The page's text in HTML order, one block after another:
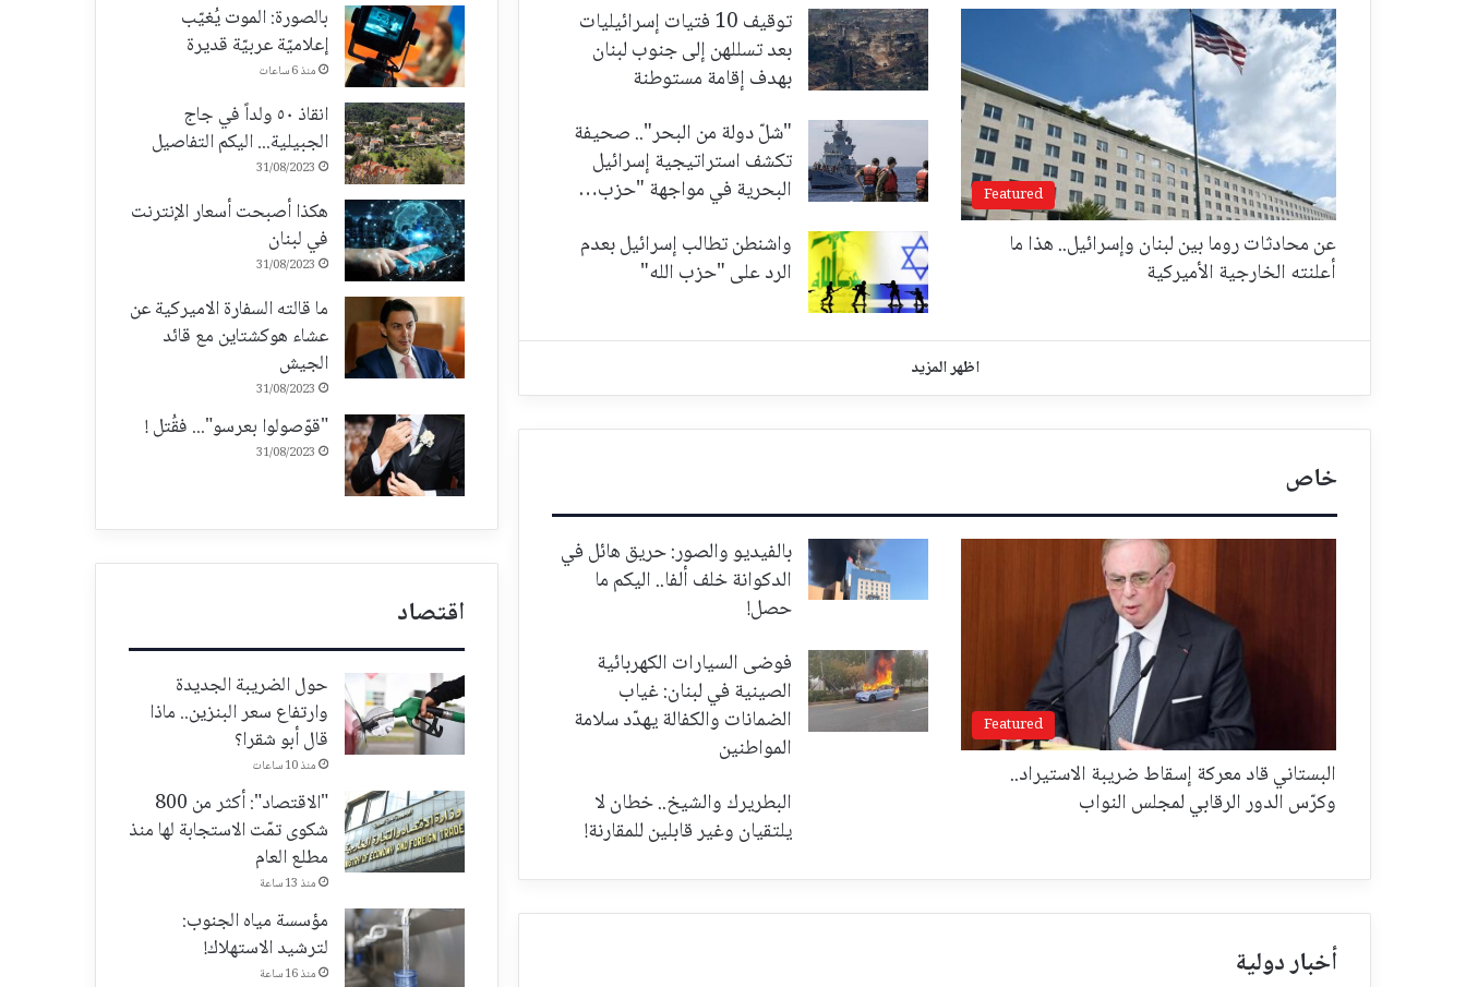
Featured
عن محادثات روما بين لبنان وإسرائيل.. هذا ما
أعلنته الخارجية الأميركية
توقيف 10 فتيات إسرائيليات
بعد تسللهن إلى جنوب لبنان
بهدف إقامة مستوطنة
"شلّ دولة من البحر".. صحيفة
تكشف استراتيجية إسرائيل
البحرية في مواجهة "حزب…
واشنطن تطالب إسرائيل بعدم
الرد على "حزب الله"
اظهر المزيد
خاص
Featured
البستاني قاد معركة إسقاط ضريبة الاستيراد..
وكرّس الدور الرقابي لمجلس النواب
بالفيديو والصور: حريق هائل في
الدكوانة خلف ألفا.. اليكم ما
حصل!
فوضى السيارات الكهربائية
الصينية في لبنان: غياب
الضمانات والكفالة يهدّد سلامة
المواطنين
البطريرك والشيخ.. خطان لا
يلتقيان وغير قابلين للمقارنة!
أخبار دولية
بالصورة: الموت يُغيّب
إعلاميّة عربيّة قديرة
منذ 6 ساعات
انقاذ ٥٠ ولداً في جاج
الجبيلية... اليكم التفاصيل
31/08/2023
هكذا أصبحت أسعار الإنترنت
في لبنان
31/08/2023
ما قالته السفارة الاميركية عن
عشاء هوكشتاين مع قائد
الجيش
31/08/2023
"قوّصولوا بعرسو"... فقُتل !
31/08/2023
اقتصاد
حول الضريبة الجديدة
وارتفاع سعر البنزين.. ماذا
قال أبو شقرا؟
منذ 10 ساعات
"الاقتصاد": أكثر من 800
شكوى تمّت الاستجابة لها منذ
مطلع العام
منذ 13 ساعة
مؤسسة مياه الجنوب:
لترشيد الاستهلاك!
منذ 16 ساعة